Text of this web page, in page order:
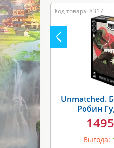
Код товара: 8317
Unmatched.
Робин
Выгода: